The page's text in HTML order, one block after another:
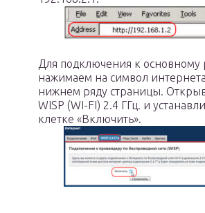
Для подключения к основному
нажимаем на символ интернета
нижнем ряду страницы.
WISP (WI-FI) 2.4 ГГц. и
клетке «Включить».